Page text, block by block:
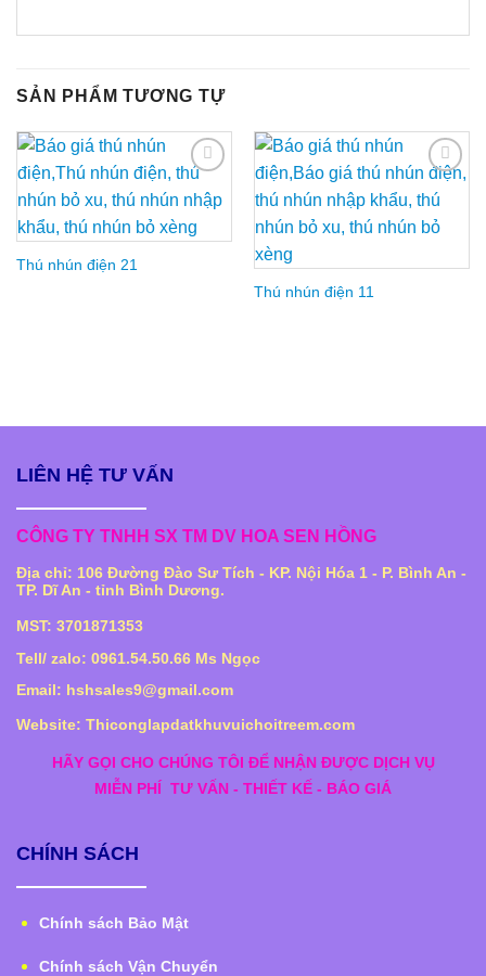
SẢN PHẨM TƯƠNG TỰ
Wishlist
Thú nhún điện 21
Wishlist
Thú nhún điện 11
LIÊN HỆ TƯ VẤN
CÔNG TY TNHH SX TM DV HOA SEN HỒNG
Địa chỉ: 106 Đường Đào Sư Tích - KP. Nội Hóa 1 - P. Bình An -
TP. Dĩ An - tỉnh Bình Dương.
MST: 3701871353
Tell/ zalo: 0961.54.50.66 Ms Ngọc
Email: hshsales9@gmail.com
Website: Thiconglapdatkhuvuichoitreem.com
HÃY GỌI CHO CHÚNG TÔI ĐỂ NHẬN ĐƯỢC DỊCH VỤ
MIỄN PHÍ TƯ VẤN - THIẾT KẾ - BÁO GIÁ
CHÍNH SÁCH
Chính sách Bảo Mật
Chính sách Vận Chuyển